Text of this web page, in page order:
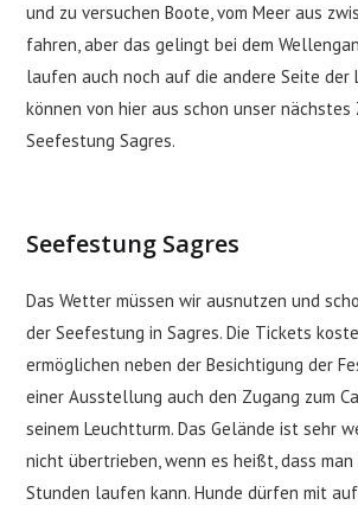
und zu versuchen Boote, vom Meer aus
fahren, aber das gelingt bei dem
laufen auch noch auf die andere Seite der
können von hier aus schon unser nächstes
Seefestung Sagres.
Seefestung Sagres
Das Wetter müssen wir ausnutzen und
der Seefestung in Sagres. Die Tickets
ermöglichen neben der Besichtigung der
einer Ausstellung auch den Zugang zum
seinem Leuchtturm. Das Gelände ist sehr
nicht übertrieben, wenn es heißt, dass
Stunden laufen kann. Hunde dürfen mit